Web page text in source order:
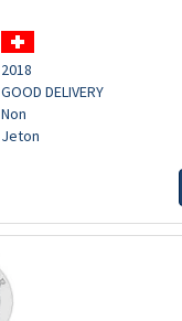
2018
GOOD DELIVERY
Non
Jeton